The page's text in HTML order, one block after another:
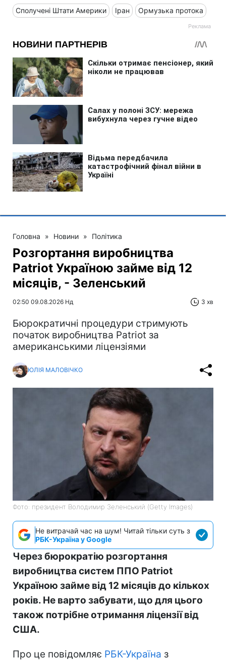
Сполучені Штати Америки Іран Ормузька протока
Головна » Новини » Політика
Розгортання виробництва
Patriot Україною займе від 12
місяців, - Зеленський
02:50 09.08.2026 Нд 3 хв
Бюрократичні процедури стримують
початок виробництва Patriot за
американськими ліцензіями
ЮЛІЯ МАЛОВІЧКО
Фото: президент Володимир Зеленський (Getty Images)
Не витрачай час на шум! Читай тільки суть з
РБК-Україна у Google
Через бюрократію розгортання
виробництва систем ППО Patriot
Україною займе від 12 місяців до кількох
років. Не варто забувати, що для цього
також потрібне отримання ліцензії від
США.
Про це повідомляє РБК-Україна з